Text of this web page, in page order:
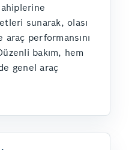
sunarak, olası
araç performansını
bakım, hem
genel araç